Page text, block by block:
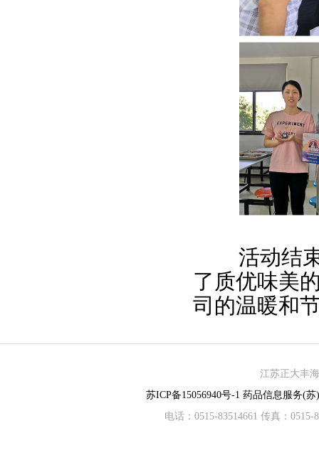
活动结束
了质优味美
司的温暖和
江苏正大丰
苏ICP备15056940号-1 药品信息服务(苏
电话：0515-83514661 传真：